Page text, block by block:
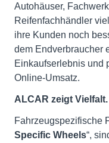
Autohäuser,
Reifenfachhändler
ihre Kunden noch
dem Endverbraucher
Einkaufserlebnis und
Online-Umsatz.
ALCAR zeigt Vielfalt.
Fahrzeugspezifische
Specific Wheels“,